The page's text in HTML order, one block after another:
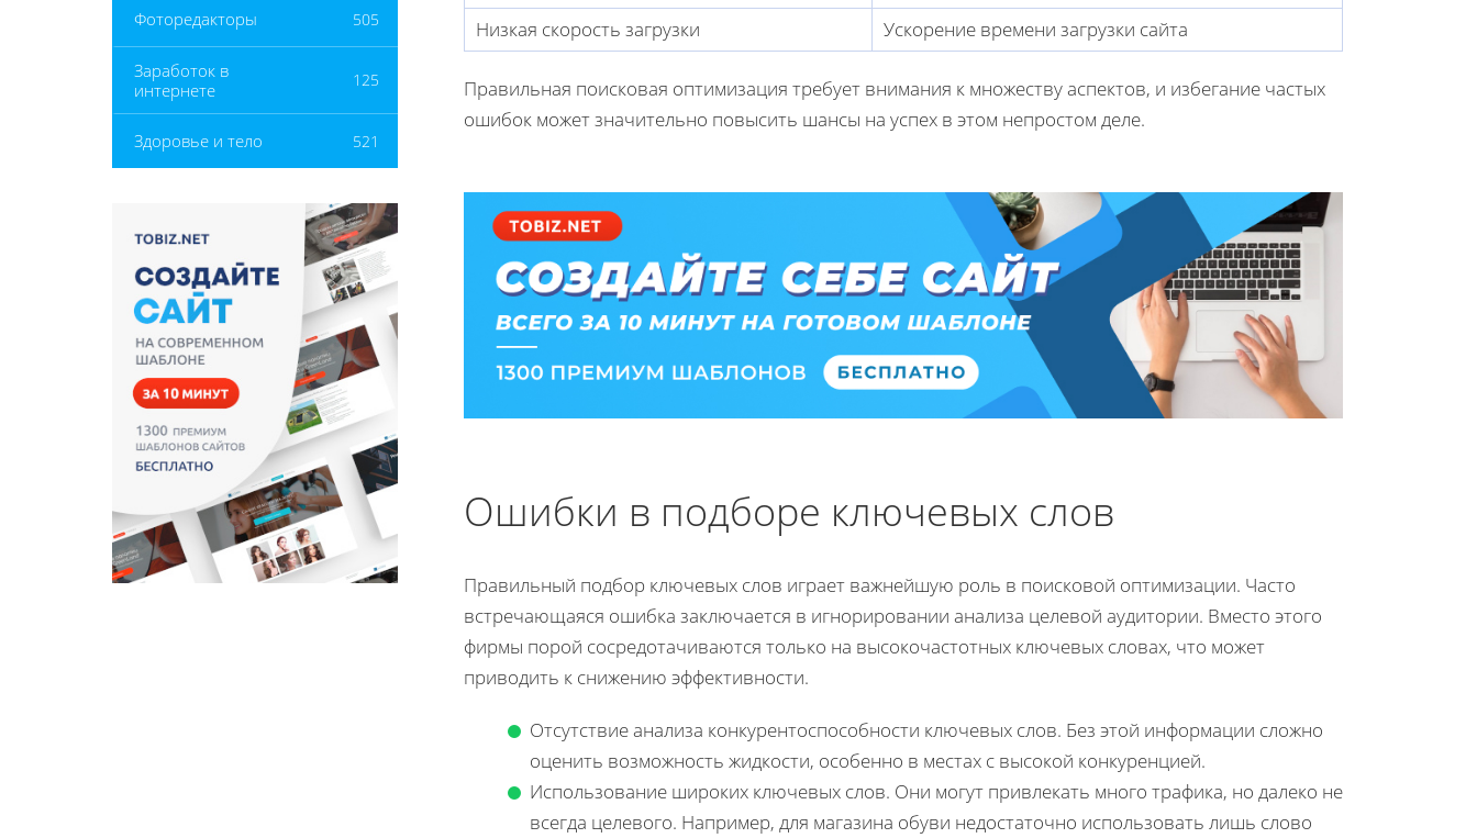
Фоторедакторы 505
Заработок в
интернете
125
Здоровье и тело 521
Низкая скорость загрузки
Ускорение времени загрузки сайта
Правильная поисковая оптимизация требует внимания к множеству аспектов, и избегание частых
ошибок может значительно повысить шансы на успех в этом непростом деле.
Ошибки в подборе ключевых слов
Правильный подбор ключевых слов играет важнейшую роль в поисковой оптимизации. Часто
встречающаяся ошибка заключается в игнорировании анализа целевой аудитории. Вместо этого
фирмы порой сосредотачиваются только на высокочастотных ключевых словах, что может
приводить к снижению эффективности.
Отсутствие анализа конкурентоспособности ключевых слов. Без этой информации сложно
оценить возможность жидкости, особенно в местах с высокой конкуренцией.
Использование широких ключевых слов. Они могут привлекать много трафика, но далеко не
всегда целевого. Например, для магазина обуви недостаточно использовать лишь слово